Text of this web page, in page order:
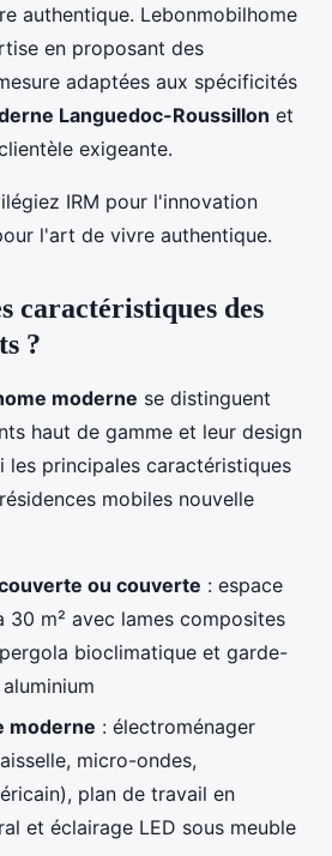
authentique. Lebonmobilhome
en proposant des
adaptées aux spécificités
Languedoc-Roussillon et
exigeante.
IRM pour l'innovation
l'art de vivre authentique.
caractéristiques des
?
moderne se distinguent
haut de gamme et leur design
les principales caractéristiques
mobiles nouvelle
ou couverte : espace
30 m² avec lames composites
bioclimatique et garde-
moderne : électroménager
micro-ondes,
plan de travail en
et éclairage LED sous meuble